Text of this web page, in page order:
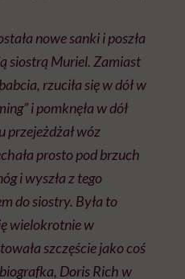
nowe sanki i poszła
siostrą Muriel. Zamiast
rzuciła się w dół w
i pomknęła w dół
przejeżdżał wóz
prosto pod brzuch
i wyszła z tego
do siostry. Była to
wielokrotnie w
szczęście jako coś
Doris Rich w